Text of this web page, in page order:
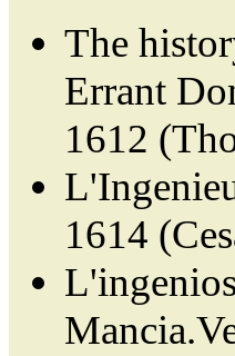
The
Errant
1612
1614